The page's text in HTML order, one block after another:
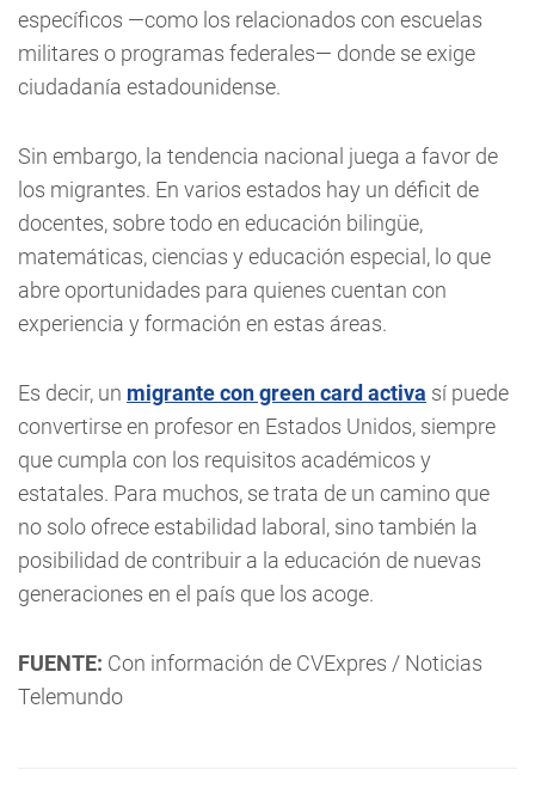
específicos —como los relacionados con escuelas
militares o programas federales— donde se exige
ciudadanía estadounidense.
Sin embargo, la tendencia nacional juega a favor de
los migrantes. En varios estados hay un déficit de
docentes, sobre todo en educación bilingüe,
matemáticas, ciencias y educación especial, lo que
abre oportunidades para quienes cuentan con
experiencia y formación en estas áreas.
Es decir, un migrante con green card activa sí puede
convertirse en profesor en Estados Unidos, siempre
que cumpla con los requisitos académicos y
estatales. Para muchos, se trata de un camino que
no solo ofrece estabilidad laboral, sino también la
posibilidad de contribuir a la educación de nuevas
generaciones en el país que los acoge.
FUENTE: Con información de CVExpres / Noticias
Telemundo